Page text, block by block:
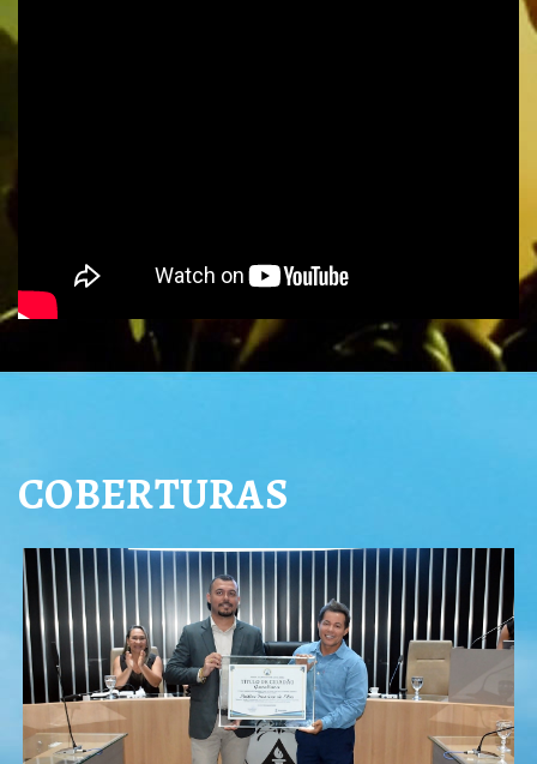
COBERTURAS